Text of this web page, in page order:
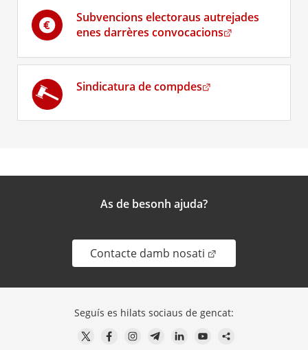
Subvencions electoraus autrejades
enes darrères convocacions. Obre en una
Sindicatura de compdes. Obre en una nova
As de besonh ajuda?
Contacte damb nosati . Obre en una
Seguís es hilats sociaus de gencat: